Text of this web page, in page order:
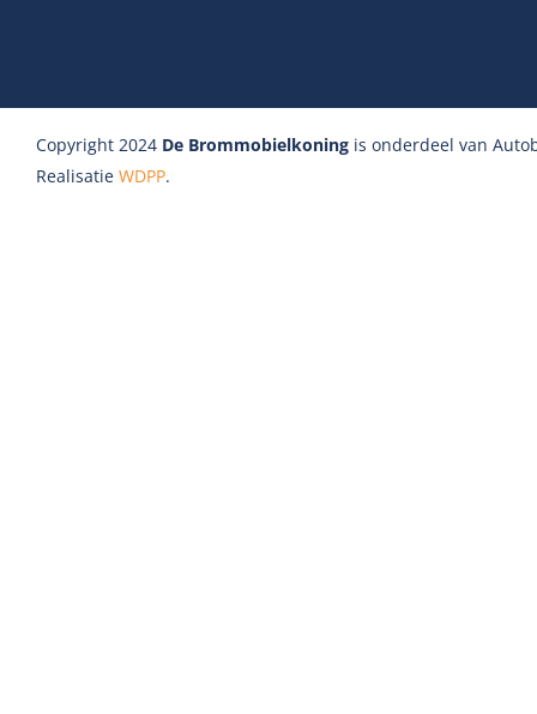
Copyright 2024 De Brommobielkoning is onderdeel van
Realisatie WDPP.